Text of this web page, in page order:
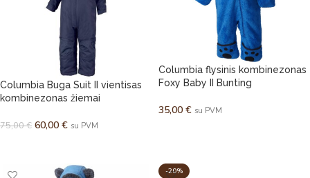
Columbia Buga Suit II vientisas
kombinezonas žiemai
75,00€ 60,00 € su PVM
Columbia flysinis kombinezonas
Foxy Baby II Bunting
35,00 € su PVM
-20%